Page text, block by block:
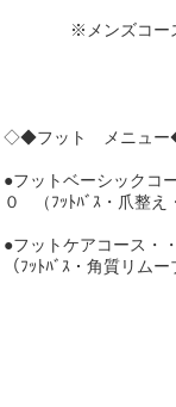
※メンズコースは
◇◆フット メニュ
●フットベーシックコ
０ （ﾌｯﾄﾊﾞｽ・爪整え
●フットケアコース・
（ﾌｯﾄﾊﾞｽ・角質リム